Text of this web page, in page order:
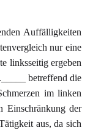
Auffälligkeiten
nur eine
linksseitig ergeben
betreffend die
im linken
Einschränkung der
aus, da sich